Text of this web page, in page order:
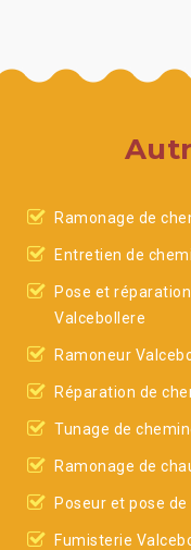
Ramonage de
Entretien de
Pose et
Valcebollere
Ramoneur
Réparation de
Tunage de
Ramonage de
Poseur et pose
Fumisterie